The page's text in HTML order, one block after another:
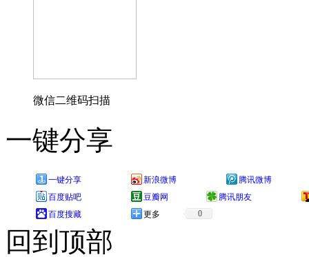
微信二维码扫描
一键分享
一键分享 新浪微博
腾讯微博
百度贴吧
豆瓣网
腾讯朋友
百度搜藏
更多 0
回到顶部